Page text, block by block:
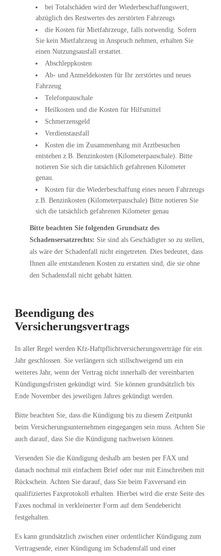
bei Totalschäden wird der Wiederbeschaffungswert,
abzüglich des Restwertes des zerstörten Fahrzeugs
die Kosten für Mietfahrzeuge, falls notwendig. Sofern
Sie kein Mietfahrzeug in Anspruch nehmen, erhalten Sie
einen Nutzungsausfall erstattet.
Abschleppkosten
Ab- und Anmeldekosten für Ihr zerstörtes und neues
Fahrzeug
Telefonpauschale
Heilkosten und die Kosten für Hilfsmittel
Schmerzensgeld
Verdienstausfall
Kosten die im Zusammenhang mit Arztbesuchen
entstehen z.B. Benzinkosten (Kilometerpauschale). Bitte
notieren Sie sich die tatsächlich gefahrenen Kilometer
genau.
Kosten für die Wiederbeschaffung eines neuen Fahrzeugs
z.B. Benzinkosten (Kilometerpauschale) Bitte notieren Sie
sich die tatsächlich gefahrenen Kilometer genau
Bitte beachten Sie folgenden Grundsatz des
Schadensersatzrechts: Sie sind als Geschädigter so zu stellen,
als wäre der Schadenfall nicht eingetreten. Dies bedeutet, dass
Ihnen alle entstandenen Kosten zu erstatten sind, die sie ohne
den Schadensfall nicht gehabt hätten.
Beendigung des
Versicherungsvertrags
In aller Regel werden Kfz-Haftpflichtversicherungsverträge für ein
Jahr geschlossen. Sie verlängern sich stillschweigend um ein
weiteres Jahr, wenn der Vertrag nicht innerhalb der vereinbarten
Kündigungsfristen gekündigt wird. Sie können grundsätzlich bis
Ende November des jeweiligen Jahres gekündigt werden.
Bitte beachten Sie, dass die Kündigung bis zu diesem Zeitpunkt
beim Versicherungsunternehmen eingegangen sein muss. Achten Sie
auch darauf, dass Sie die Kündigung nachweisen können.
Versenden Sie die Kündigung deshalb am besten per FAX und
danach nochmal mit einfachem Brief oder nur mit Einschreiben mit
Rückschein. Achten Sie darauf, dass Sie beim Faxversand ein
qualifiziertes Faxprotokoll erhalten. Hierbei wird die erste Seite des
Faxes nochmal in verkleinerter Form auf dem Sendebericht
festgehalten.
Es kann grundsätzlich zwischen einer ordentlicher Kündigung zum
Vertragsende, einer Kündigung im Schadensfall und einer